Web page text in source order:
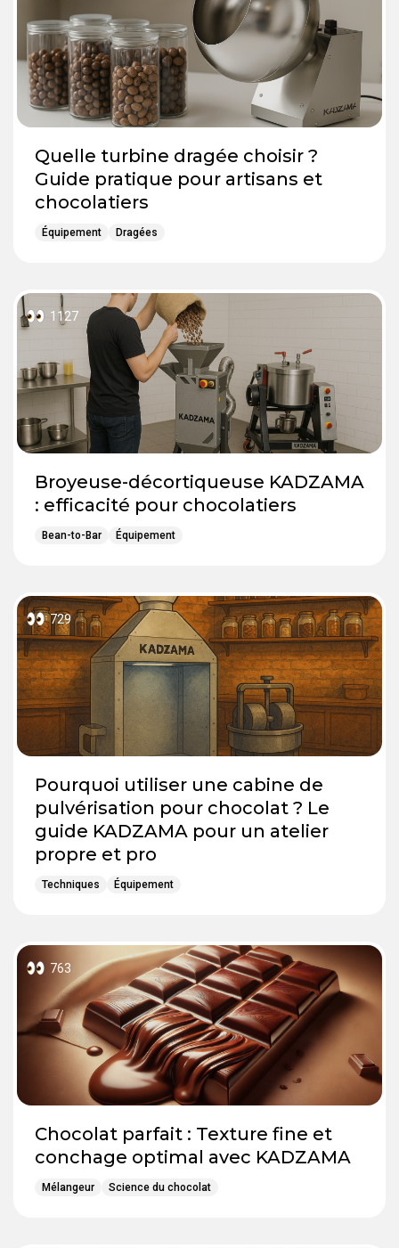
Quelle turbine dragée choisir ?
Guide pratique pour artisans et
chocolatiers
Équipement Dragées
1127
Broyeuse-décortiqueuse KADZAMA
: efficacité pour chocolatiers
Bean-to-Bar Équipement
729
Pourquoi utiliser une cabine de
pulvérisation pour chocolat ? Le
guide KADZAMA pour un atelier
propre et pro
Techniques Équipement
763
Chocolat parfait : Texture fine et
conchage optimal avec KADZAMA
Mélangeur Science du chocolat